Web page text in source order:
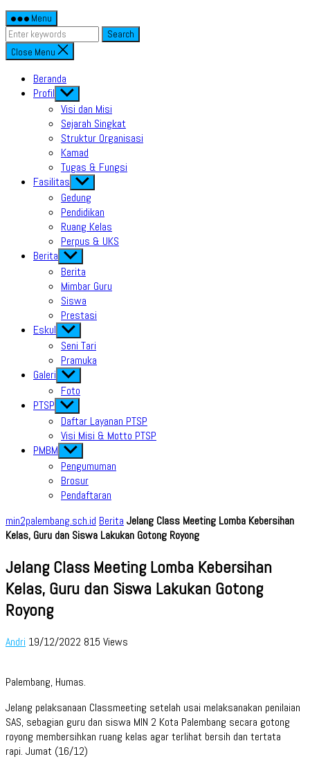
Menu
Search
Close Menu
Beranda
Profil Show
sub
menu
Visi dan Misi
Sejarah Singkat
Struktur Organisasi
Kamad
Tugas & Fungsi
Fasilitas Show
sub
menu
Gedung
Pendidikan
Ruang Kelas
Perpus & UKS
Berita Show
sub
menu
Berita
Mimbar Guru
Siswa
Prestasi
Eskul Show
sub
menu
Seni Tari
Pramuka
Galeri Show
sub
menu
Foto
PTSP Show
sub
menu
Daftar Layanan PTSP
Visi Misi & Motto PTSP
PMBM Show
sub
menu
Pengumuman
Brosur
Pendaftaran
min2palembang.sch.id Berita Jelang Class Meeting Lomba Kebersihan
Kelas, Guru dan Siswa Lakukan Gotong Royong
Jelang Class Meeting Lomba Kebersihan
Kelas, Guru dan Siswa Lakukan Gotong
Royong
Andri 19/12/2022 815 Views
Palembang, Humas.
Jelang pelaksanaan Classmeeting setelah usai melaksanakan penilaian
SAS, sebagian guru dan siswa MIN 2 Kota Palembang secara gotong
royong membersihkan ruang kelas agar terlihat bersih dan tertata
rapi. Jumat (16/12)